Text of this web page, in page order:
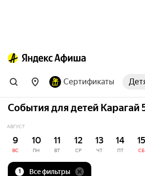
Сертификаты
События для детей Карагай
АВГУСТ
9
ВС
10
ПН
11
ВТ
12
СР
13
ЧТ
14
ПТ
15
СБ
1 Все фильтры